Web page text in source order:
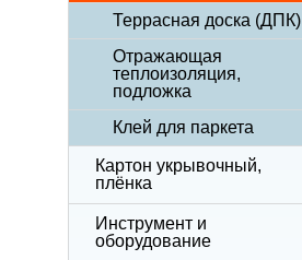
Террасная доска (ДПК)
Отражающая
теплоизоляция,
подложка
Клей для паркета
Картон укрывочный,
плёнка
Инструмент и
оборудование